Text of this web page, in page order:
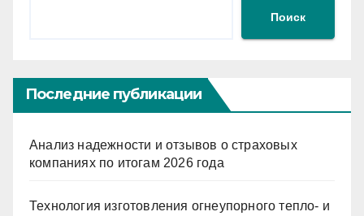
ki
ть
Поиск
Последние публикации
Анализ надежности и отзывов о страховых
компаниях по итогам 2026 года
Технология изготовления огнеупорного тепло- и